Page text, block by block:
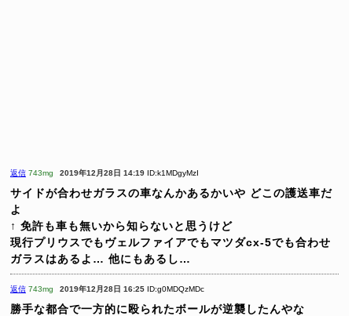
返信 743mg 2019年12月28日 14:19 ID:k1MDgyMzI
サイドが合わせガラスの車なんかあるかいや どこの護送車だ
よ
↑ 免許も車も無いから知らないと思うけど
現行プリウスでもヴェルファイアでもマツダcx-5でも合わせ
ガラスはあるよ… 他にもあるし…
返信 743mg 2019年12月28日 16:25 ID:g0MDQzMDc
勝手な都合で一方的に殴られたボールが逆襲したんやな